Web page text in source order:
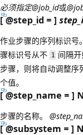
必须指定@job_id或
[ @step_id = ]
作业步骤的序列标识号。
骤标识号从不 1 间隔
步骤，则将自动调整序
个值。
[ @step_name = ]
步骤的名称。
[ @subsystem = ]